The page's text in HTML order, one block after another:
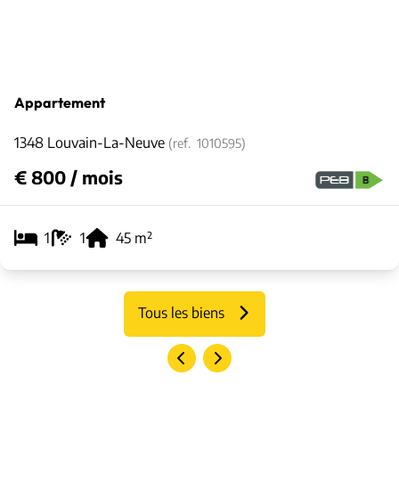
Appartement
1348 Louvain-La-Neuve (ref. 1010595)
€ 800 / mois
1 1 45 m²
Tous les biens